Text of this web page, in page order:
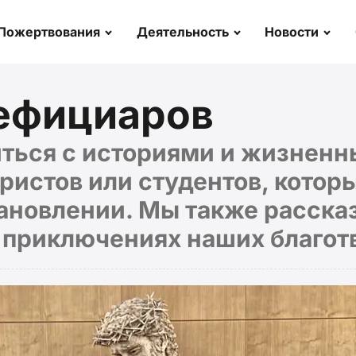
Деятельность Новости
с историями и
или студентов,
Мы также
наших